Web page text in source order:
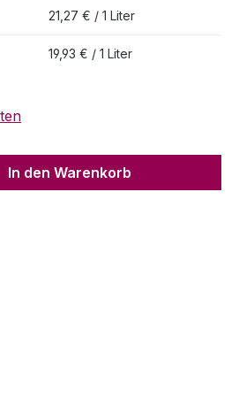
21,27 € / 1 Liter
19,93 € / 1 Liter
gewünschten Wert
In den Warenkorb